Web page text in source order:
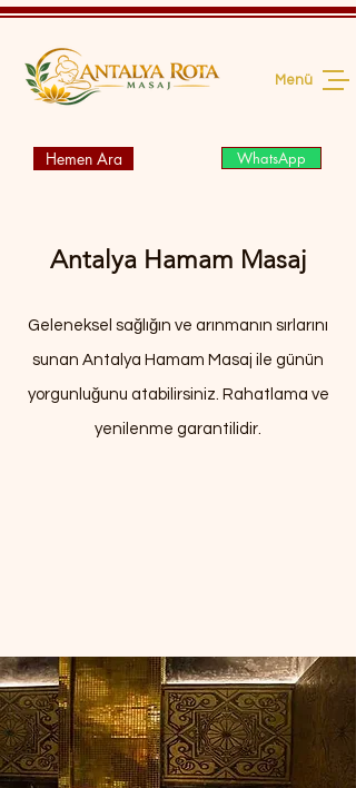
WhatsApp
Menü
Hemen Ara
Antalya Hamam Masaj
Geleneksel sağlığın ve arınmanın sırlarını
sunan Antalya Hamam Masaj ile günün
yorgunluğunu atabilirsiniz. Rahatlama ve
yenilenme garantilidir.